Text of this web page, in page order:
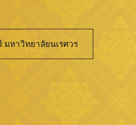
มหาวิทยาลัยนเรศวร